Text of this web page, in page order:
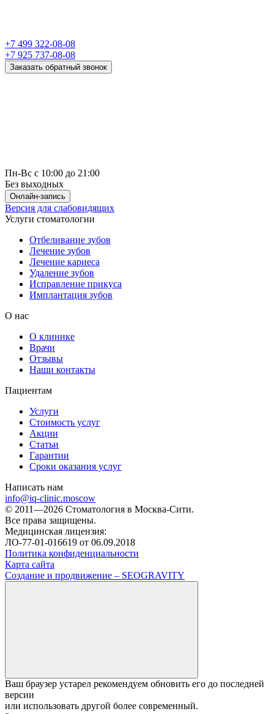
+7 499 322-08-08
+7 925 737-08-08
Заказать обратный звонок
Пн-Вс с 10:00 до 21:00
Без выходных
Онлайн-запись
Версия для слабовидящих
Услуги стоматологии
Отбеливание зубов
Лечение зубов
Лечение кариеса
Удаление зубов
Исправление прикуса
Имплантация зубов
О нас
О клинике
Врачи
Отзывы
Наши контакты
Пациентам
Услуги
Стоимость услуг
Акции
Статьи
Гарантии
Сроки оказания услуг
Написать нам
info@iq-clinic.moscow
© 2011—2026 Стоматология в Москва-Сити.
Все права защищены.
Медицинская лицензия:
ЛО-77-01-016619 от 06.09.2018
Политика конфиденциальности
Карта сайта
Создание и продвижение – SEOGRAVITY
Ваш браузер устарел рекомендуем обновить его до последней
версии
или использовать другой более современный.